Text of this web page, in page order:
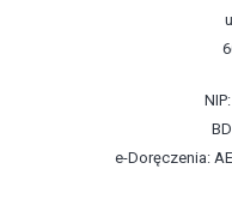
e-Doręczenia: